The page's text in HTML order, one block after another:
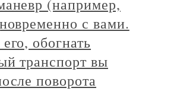
(например,
с вами.
обогнать
транспорт вы
поворота